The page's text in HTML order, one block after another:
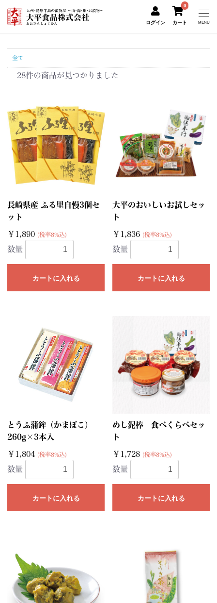
ログイン
0
カート MENU
全て
28件の商品が見つかりました
長崎県産 ふる里自慢3個セ
ット
￥1,890 (税率8%込)
数量
カートに入れる
大平のおいしいお試しセッ
ト
￥1,836 (税率8%込)
数量
カートに入れる
とうふ蒲鉾（かまぼこ）
260g×3本入
￥1,804 (税率8%込)
数量
カートに入れる
めし泥棒 食べくらべセッ
ト
￥1,728 (税率8%込)
数量
カートに入れる